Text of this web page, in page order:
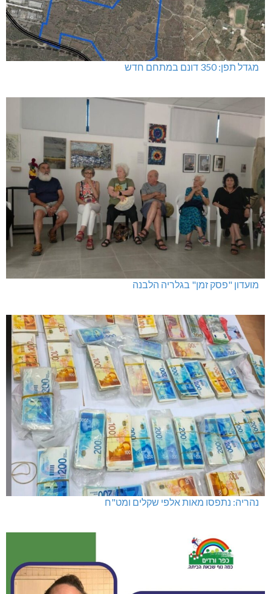
מגדל תפן: 350 דונם במתחם חדש
נהריה: נתפסו מאות אלפי שקלים ומט"ח